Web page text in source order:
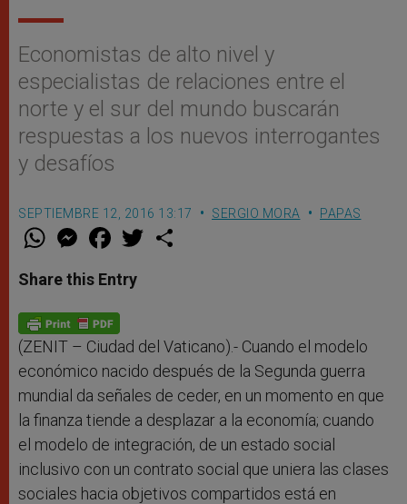
Economistas de alto nivel y
especialistas de relaciones entre el
norte y el sur del mundo buscarán
respuestas a los nuevos interrogantes
y desafíos
SEPTIEMBRE 12, 2016 13:17 SERGIO MORA PAPAS
W
t
s
p
p
M
e
s
e
g
e
F
a
e
b
o
k
w
Share this Entry
(ZENIT – Ciudad del Vaticano).- Cuando el modelo
económico nacido después de la Segunda guerra
mundial da señales de ceder, en un momento en que
la finanza tiende a desplazar a la economía; cuando
el modelo de integración, de un estado social
inclusivo con un contrato social que uniera las clases
sociales hacia objetivos compartidos está en